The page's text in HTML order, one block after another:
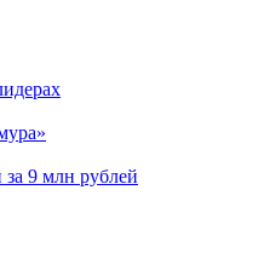
9 млн рублей